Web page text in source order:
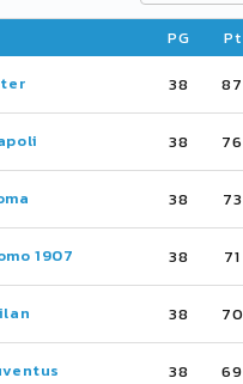
PG Pt
38 87
38 76
38 73
1907 38 71
38 70
38 69